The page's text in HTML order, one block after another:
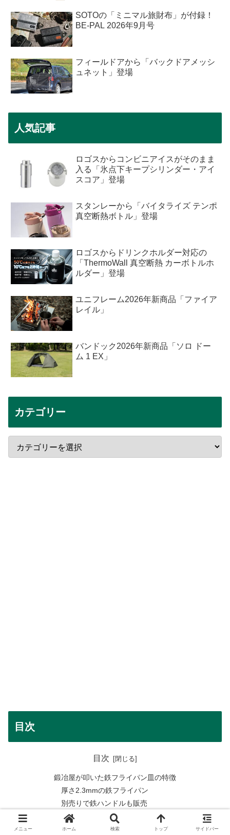
SOTOの「ミニマル旅財布」が付録！
BE-PAL 2026年9月号
フィールドアから「バックドアメッシ
ュネット」登場
人気記事
ロゴスからコンビニアイスがそのまま
入る「氷点下キープシリンダー・アイ
スコア」登場
スタンレーから「バイタライズ テンポ
真空断熱ボトル」登場
ロゴスからドリンクホルダー対応の
「ThermoWall 真空断熱 カーボトルホ
ルダー」登場
ユニフレーム2026年新商品「ファイア
レイル」
バンドック2026年新商品「ソロ ドー
ム 1 EX」
カテゴリー
目次
目次
鍛冶屋が叩いた鉄フライパン皿の特徴
厚さ2.3mmの鉄フライパン
別売りで鉄ハンドルも販売
直径22cmと18.5cmの2サイズ展開
まとめ
メニュー ホーム 検索 トップ サイドバー